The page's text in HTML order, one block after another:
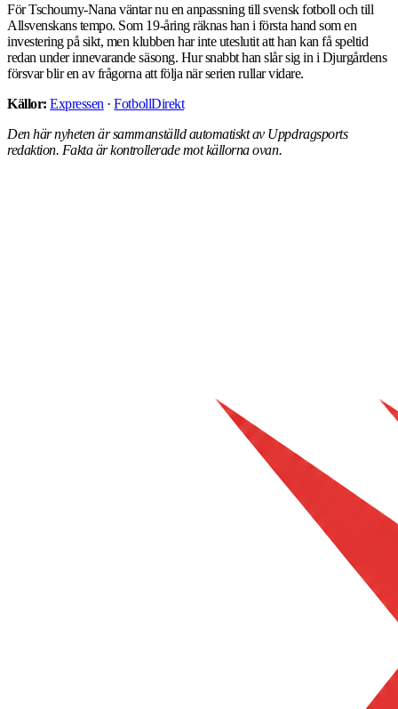
För Tschoumy-Nana väntar nu en anpassning till svensk fotboll och till
Allsvenskans tempo. Som 19-åring räknas han i första hand som en
investering på sikt, men klubben har inte uteslutit att han kan få speltid
redan under innevarande säsong. Hur snabbt han slår sig in i Djurgårdens
försvar blir en av frågorna att följa när serien rullar vidare.
Källor: Expressen ·FotbollDirekt
Den här nyheten är sammanställd automatiskt av Uppdragsports
redaktion. Fakta är kontrollerade mot källorna ovan.